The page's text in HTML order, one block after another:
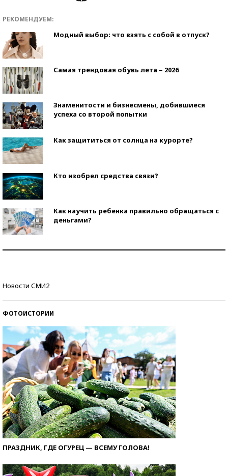
РЕКОМЕНДУЕМ:
Модный выбор: что взять с собой в отпуск?
Самая трендовая обувь лета – 2026
Знаменитости и бизнесмены, добившиеся
успеха со второй попытки
Как защититься от солнца на курорте?
Кто изобрел средства связи?
Как научить ребенка правильно обращаться с
деньгами?
Новости СМИ2
ФОТОИСТОРИИ
ПРАЗДНИК, ГДЕ ОГУРЕЦ — ВСЕМУ ГОЛОВА!